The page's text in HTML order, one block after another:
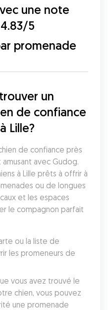
une note
5
promenade
un
de confiance
Lille?
de confiance près
avec Gudog.
à Lille prêts à offrir à
ou de longues
et les espaces
le compagnon parfait
ou la liste de
les promeneurs de
vous avez trouvé le
chien, vous pouvez
une promenade